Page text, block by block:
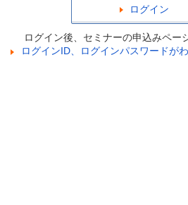
ログイン
ログイン後、セミナーの申込みペー
ログインID、ログインパスワードが